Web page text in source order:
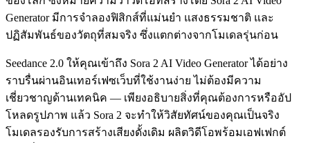
Generator มีการจำลองฟิสิกส์ที่แม่นยำ แสงธรรมชาติ และ
ปฏิสัมพันธ์ของวัตถุที่สมจริง ซึ่งแตกต่างจากโมเดลรุ่นก่อน
Seedance 2.0 ให้คุณเข้าถึง Sora 2 AI Video Generator ได้อย่าง
ราบรื่นผ่านอินเทอร์เฟซเว็บที่ใช้งานง่าย ไม่ต้องมีความ
เชี่ยวชาญด้านเทคนิค — เพียงอธิบายสิ่งที่คุณต้องการหรืออัป
โหลดรูปภาพ แล้ว Sora 2 จะทำให้วิสัยทัศน์ของคุณเป็นจริง
โมเดลรองรับการสร้างเสียงดั้งเดิม ผลิตวิดีโอพร้อมเอฟเฟกต์